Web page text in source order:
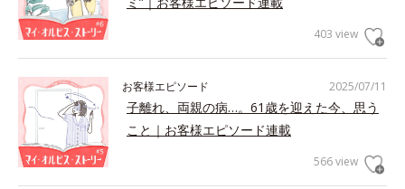
403 view
2025/07/11
お客様エピソード
子離れ、両親の病…。61歳を迎えた今、思う
こと｜お客様エピソード連載
566 view